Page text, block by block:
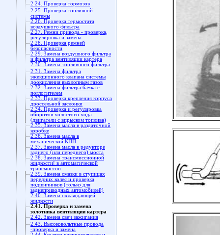
2.24. Проверка тормозов
2.25. Проверка топливной
системы
2.26. Проверка термостата
воздушного фильтра
2.27. Ремни привода - проверка,
регулировка и замена
2.28. Проверка ремней
безопасности
2.29. Замена воздушного фильтра
и фильтра вентиляции картера
2.30. Замена топливного фильтра
2.31. Замена фильтра
эжекционного клапана системы
доокисления выхлопным газов
2.32. Замена фильтра бачка с
поглотителем
2.33. Проверка крепления корпуса
дроссельной заслонки
2.34. Проверка и регулировка
оборотов холостого хода
(двигатели с впрыском топлива)
2.35. Замена масла в раздаточной
коробке
2.36. Замена масла в
механической КПП
2.37. Замена масла в редукторе
заднего (или переднего) моста
2.38. Замена трансмиссионной
жидкости! в автоматической
трансмиссии
2.39. Замена смазки в ступицах
передних колес и проверка
подшипников (только для
заднеприводных автомобилей)
2.40. Замена охлаждающей
жидкости
2.41. Проверка и замена
золотника вентиляции картера
2.42. Замена свеч зажигания
2.43. Высоковольтные провода
-проверка и замена